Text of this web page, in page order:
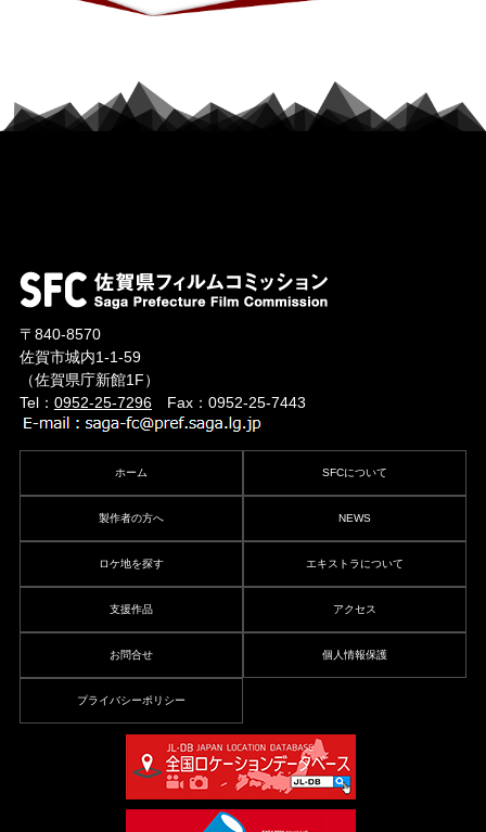
〒840-8570
佐賀市城内1-1-59
（佐賀県庁新館1F）
Tel： 0952-25-7296Fax：0952-25-7443
ホーム SFCについて
製作者の方へ NEWS
ロケ地を探す エキストラについて
支援作品 アクセス
お問合せ 個人情報保護
プライバシーポリシー